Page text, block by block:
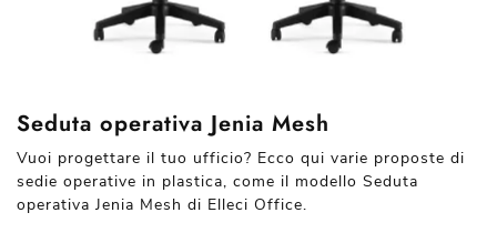
Seduta operativa Jenia Mesh
Vuoi progettare il tuo ufficio? Ecco qui varie proposte di
sedie operative in plastica, come il modello Seduta
operativa Jenia Mesh di Elleci Office.